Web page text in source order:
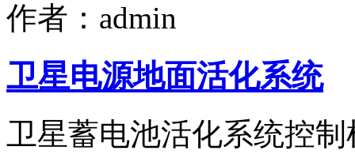
作者：admin
卫星电源地面活化系统
卫星蓄电池活化系统控